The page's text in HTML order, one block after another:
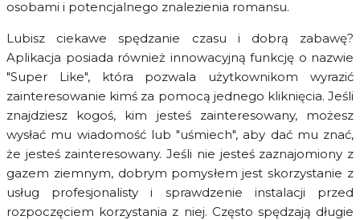
osobami i potencjalnego znalezienia romansu.
Lubisz ciekawe spędzanie czasu i dobrą zabawę?
Aplikacja posiada również innowacyjną funkcję o nazwie
"Super Like", która pozwala użytkownikom wyrazić
zainteresowanie kimś za pomocą jednego kliknięcia. Jeśli
znajdziesz kogoś, kim jesteś zainteresowany, możesz
wysłać mu wiadomość lub "uśmiech", aby dać mu znać,
że jesteś zainteresowany. Jeśli nie jesteś zaznajomiony z
gazem ziemnym, dobrym pomysłem jest skorzystanie z
usług profesjonalisty i sprawdzenie instalacji przed
rozpoczęciem korzystania z niej. Często spędzają długie